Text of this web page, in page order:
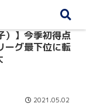
）】今季初得点
ーグ最下位に転
2021.05.02